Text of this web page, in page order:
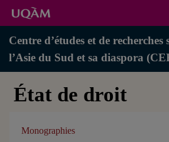
Centre d’études et de recherches
l’Asie du Sud et sa diaspora
État de droit
Monographies